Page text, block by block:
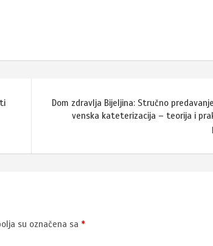
Dom zdravlja Bijeljina: Stručno
venska kateterizacija – teorija i
su označena sa *